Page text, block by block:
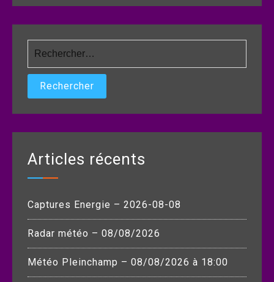
Articles récents
Captures Energie – 2026-08-08
Radar météo – 08/08/2026
Météo Pleinchamp – 08/08/2026 à 18:00